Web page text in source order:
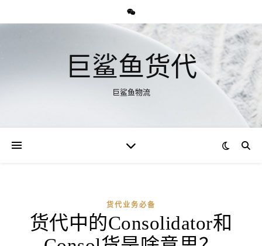
巨鲨鱼货代
巨鲨鱼物流
货代业务必备
货代中的Consolidator和